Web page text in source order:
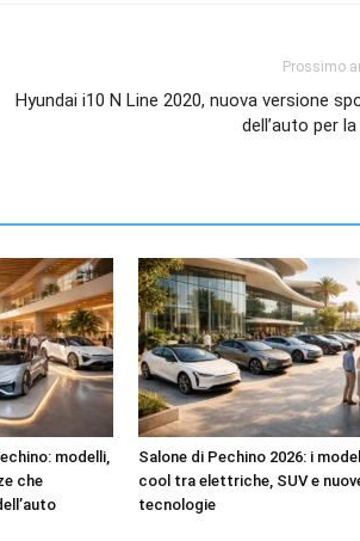
Prossimo
Hyundai i10 N Line 2020, nuova versione
dell’auto per
modelli,
che
Salone di Pechino 2026: i
cool tra elettriche, SUV e
tecnologie